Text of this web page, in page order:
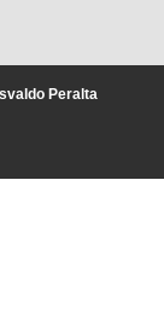
Peralta